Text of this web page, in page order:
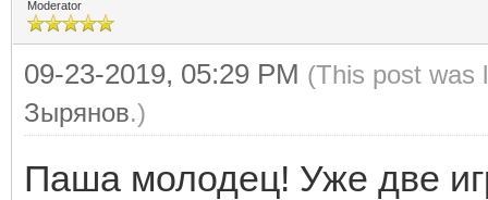
Moderator
09-23-2019, 05:29 PM (This post was
Зырянов.)
Паша молодец! Уже две